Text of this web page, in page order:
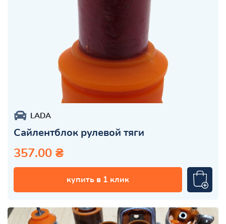
LADA
Сайлентблок рулевой тяги
357.00 ₴
купить в 1 клик